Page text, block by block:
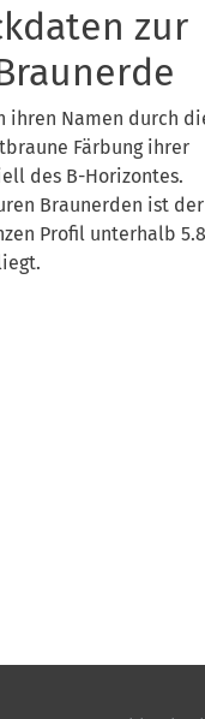
zur
ihren Namen durch
Färbung ihrer
des B-Horizontes.
Braunerden ist der
Profil unterhalb 5.8